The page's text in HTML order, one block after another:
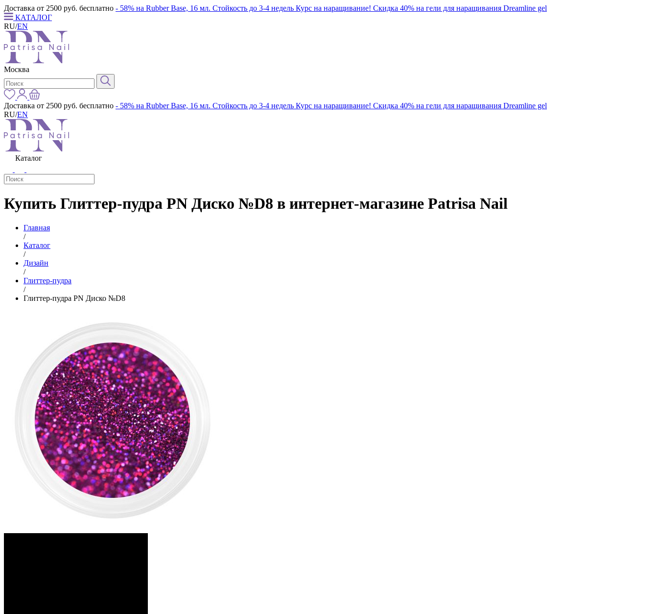
Доставка от 2500 руб. бесплатно - 58% на Rubber Base, 16 мл. Стойкость до 3-4 недель Курс на наращивание! Скидка 40% на гели для наращивания Dreamline gel
КАТАЛОГ
RU/EN
Москва
Доставка от 2500 руб. бесплатно - 58% на Rubber Base, 16 мл. Стойкость до 3-4 недель Курс на наращивание! Скидка 40% на гели для наращивания Dreamline gel
RU/EN
Каталог
Купить Глиттер-пудра PN Диско №D8 в интернет-магазине Patrisa Nail
Главная
/
Каталог
/
Дизайн
/
Глиттер-пудра
/
Глиттер-пудра PN Диско №D8